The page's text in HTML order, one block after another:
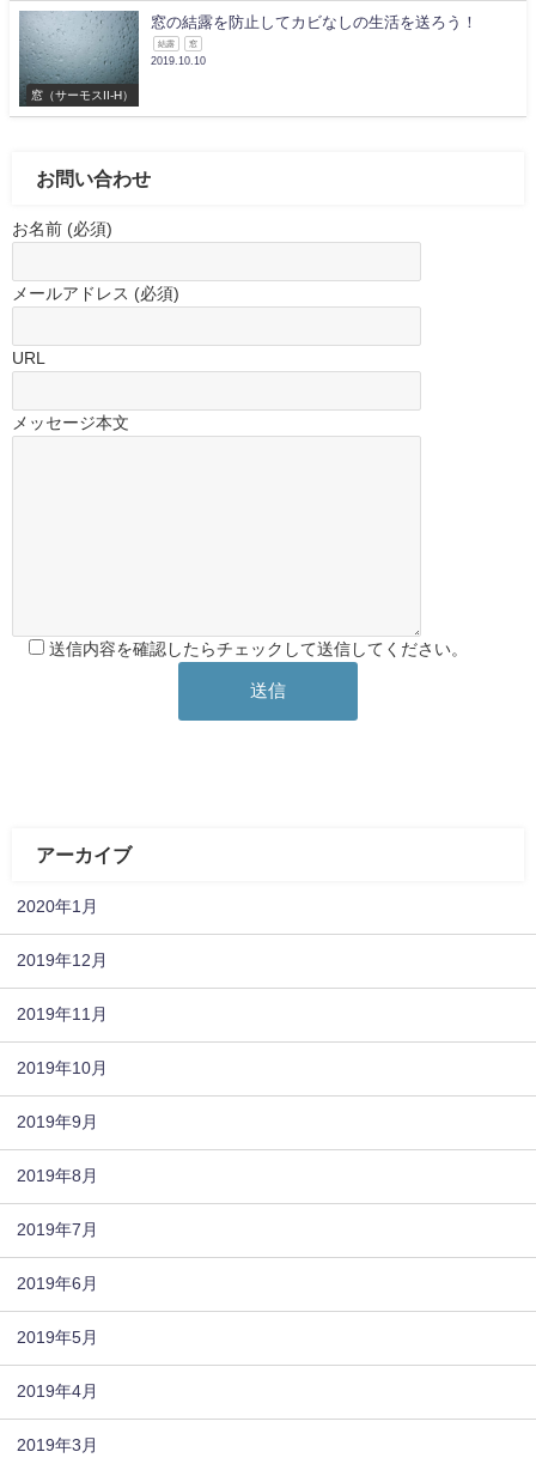
窓（サーモスII-H）
窓の結露を防止してカビなしの生活を送ろう！
結露 窓
2019.10.10
お問い合わせ
お名前 (必須)
メールアドレス (必須)
URL
メッセージ本文
送信内容を確認したらチェックして送信してください。
アーカイブ
2020年1月
2019年12月
2019年11月
2019年10月
2019年9月
2019年8月
2019年7月
2019年6月
2019年5月
2019年4月
2019年3月